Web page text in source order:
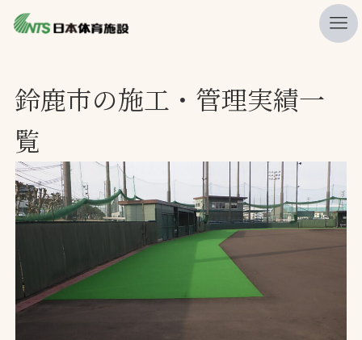
ニュース
プレスリリース
レポート
製品・サービス一覧
会社概要
採用情報
鈴鹿市の施工・管理実績一
覧